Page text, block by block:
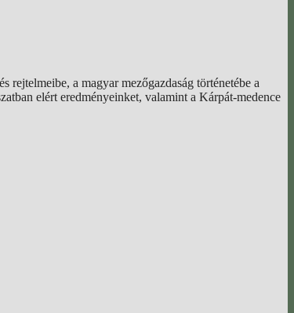
a magyar mezőgazdaság történetébe a
elért eredményeinket, valamint a Kárpát-medence